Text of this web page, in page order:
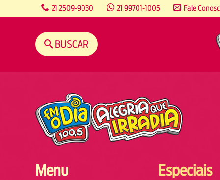
21 2509-9030 21 99701-1005 Fale
BUSCAR
Menu Especiais